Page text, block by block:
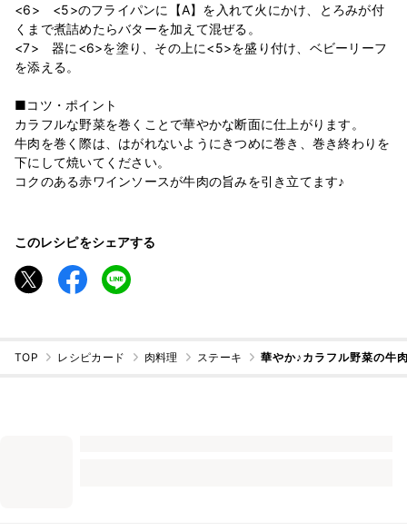
<6> <5>のフライパンに【A】を入れて火にかけ、とろみが付
くまで煮詰めたらバターを加えて混ぜる。
<7> 器に<6>を塗り、その上に<5>を盛り付け、ベビーリーフ
を添える。
■コツ・ポイント
カラフルな野菜を巻くことで華やかな断面に仕上がります。
牛肉を巻く際は、はがれないようにきつめに巻き、巻き終わりを
下にして焼いてください。
コクのある赤ワインソースが牛肉の旨みを引き立てます♪
このレシピをシェアする
TOP レシピカード 肉料理 ステーキ 華やか♪カラフル野菜の牛